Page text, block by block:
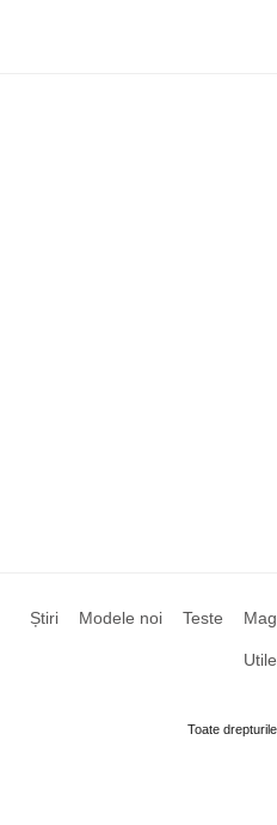
Știri Modele noi Teste
Utile
Toate